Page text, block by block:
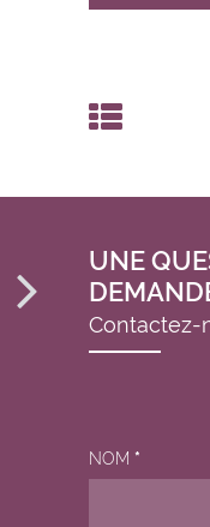
UNE
Contactez-
NOM *